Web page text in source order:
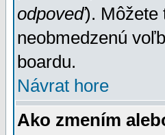
odpoveď). Môžete
neobmedzenú
boardu.
Návrat hore
Ako zmením